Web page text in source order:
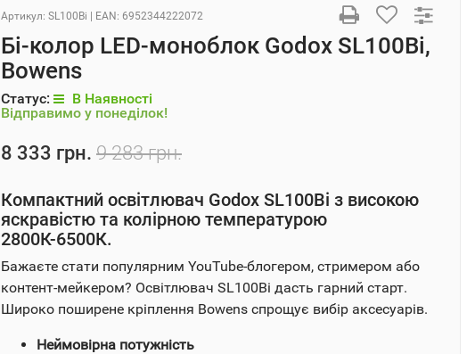
Артикул: SL100Bi | EAN: 6952344222072
Бі-колор LED-моноблок Godox SL100Bi,
Bowens
Статус:
В Наявності
Відправимо у понеділок!
8 333 грн. 9 283 грн.
Компактний освітлювач Godox SL100Bi з високою
яскравістю та колірною температурою
2800К-6500К.
Бажаєте стати популярним YouTube-блогером, стримером або
контент-мейкером? Освітлювач SL100Bi дасть гарний старт.
Широко поширене кріплення Bowens спрощує вибір аксесуарів.
Неймовірна потужність